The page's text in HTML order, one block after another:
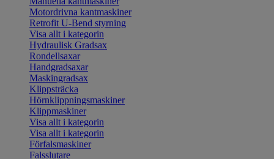
Motordrivna kantmaskiner
Retrofit U-Bend styrning
Visa allt i kategorin
Hydraulisk Gradsax
Rondellsaxar
Handgradsaxar
Maskingradsax
Klippsträcka
Hörnklippningsmaskiner
Klippmaskiner
Visa allt i kategorin
Visa allt i kategorin
Förfalsmaskiner
Falsslutare